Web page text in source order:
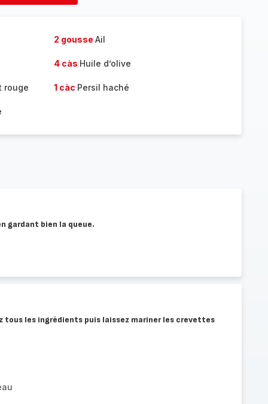
2 gousse Ail
4 càs Huile d’olive
rouge 1 càc Persil haché
gardant bien la queue.
tous les ingrédients puis laissez mariner les crevettes